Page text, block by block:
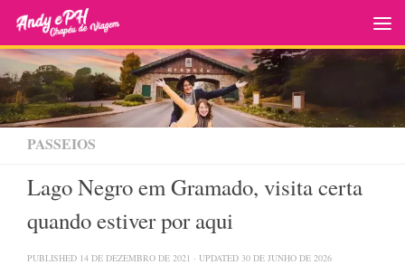
Skip to content
PASSEIOS
Lago Negro em Gramado, visita certa
quando estiver por aqui
PUBLISHED 14 DE DEZEMBRO DE 2021 · UPDATED 30 DE JUNHO DE 2026